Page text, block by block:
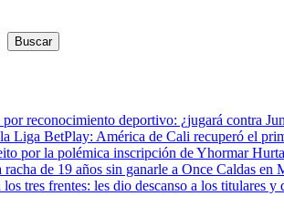
Buscar
reconocimiento deportivo: ¿jugará contra
Liga BetPlay: América de Cali recuperó el
por la polémica inscripción de Yhormar
racha de 19 años sin ganarle a Once Caldas
los tres frentes: les dio descanso a los titulares